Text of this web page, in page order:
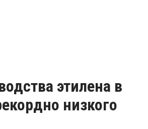
этилена в
низкого